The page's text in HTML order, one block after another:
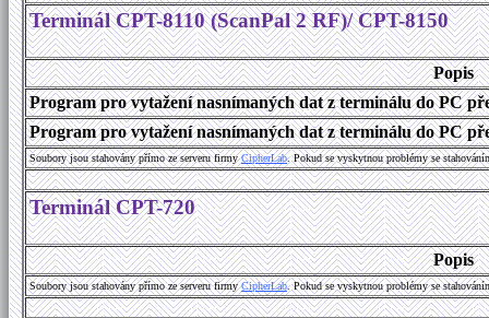
Terminál CPT-8110 (ScanPal 2 RF)/ CPT-8150
Popis
Program pro vytažení nasnímaných dat z terminálu do PC
Program pro vytažení nasnímaných dat z terminálu do PC
Soubory jsou stahovány přímo ze serveru firmyCipherLab. Pokud se vyskytnou problémy se
Terminál CPT-720
Popis
Soubory jsou stahovány přímo ze serveru firmyCipherLab. Pokud se vyskytnou problémy se